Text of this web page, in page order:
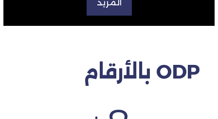
ODP بالأرقام